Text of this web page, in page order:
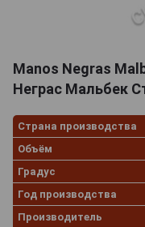
Manos Negras
Неграс Мальбек
Страна производства
Объём
Градус
Год производства
Производитель